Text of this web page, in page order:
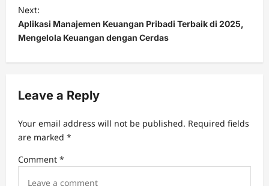
t
n
a
v
g
a
t
i
Next:
Aplikasi Manajemen Keuangan Pribadi Terbaik di 2025,
Mengelola Keuangan dengan Cerdas
Leave a Reply
Your email address will not be published. Required fields
are marked *
Comment *